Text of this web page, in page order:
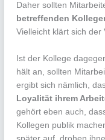
Daher sollten
betreffenden
Vielleicht klärt sich der
Ist der Kollege
hält an, sollten
ergibt sich nämlich,
Loyalität ihrem
gehört eben auch,
Kollegen publik